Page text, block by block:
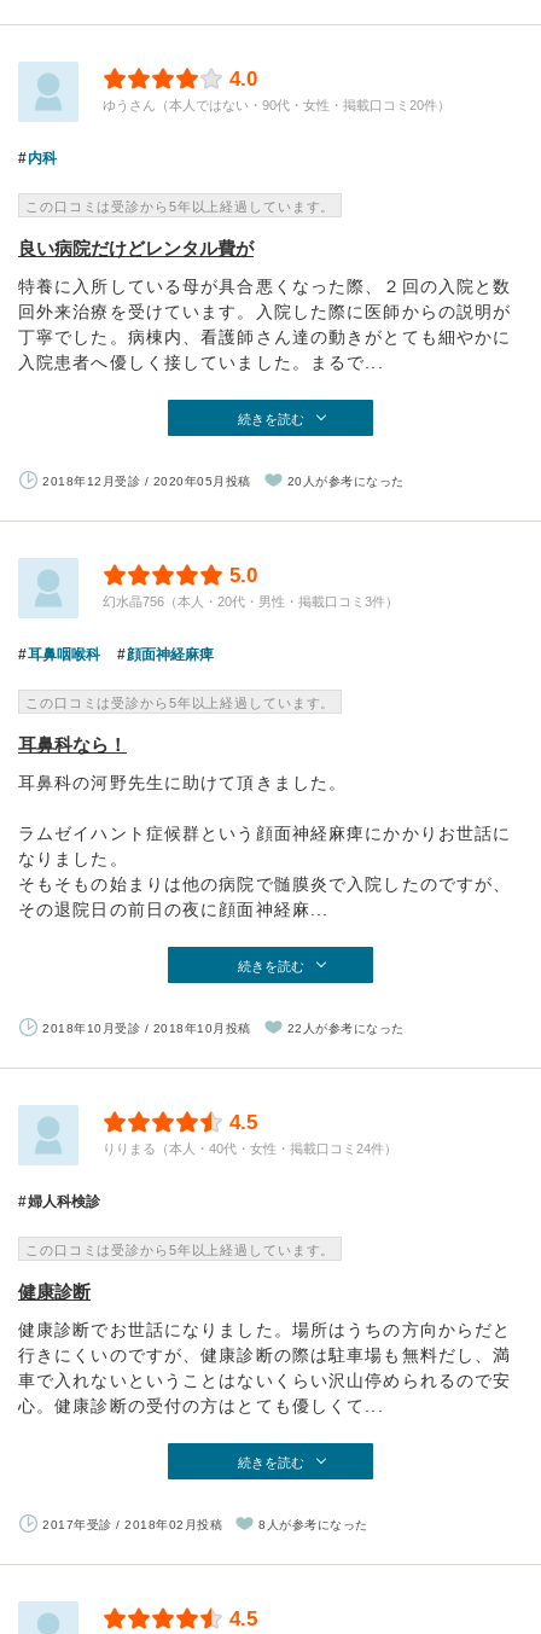
4.0
ゆうさん（本人ではない・90代・女性・掲載口コミ20件）
内科
この口コミは受診から5年以上経過しています。
良い病院だけどレンタル費が
特養に入所している母が具合悪くなった際、２回の入院と数
回外来治療を受けています。入院した際に医師からの説明が
丁寧でした。病棟内、看護師さん達の動きがとても細やかに
入院患者へ優しく接していました。まるで...
続きを読む
2018年12月受診 / 2020年05月投稿 20人が参考になった
5.0
幻水晶756（本人・20代・男性・掲載口コミ3件）
耳鼻咽喉科 顔面神経麻痺
この口コミは受診から5年以上経過しています。
耳鼻科なら！
耳鼻科の河野先生に助けて頂きました。
ラムゼイハント症候群という顔面神経麻痺にかかりお世話に
なりました。
そもそもの始まりは他の病院で髄膜炎で入院したのですが、
その退院日の前日の夜に顔面神経麻...
続きを読む
2018年10月受診 / 2018年10月投稿 22人が参考になった
4.5
りりまる（本人・40代・女性・掲載口コミ24件）
婦人科検診
この口コミは受診から5年以上経過しています。
健康診断
健康診断でお世話になりました。場所はうちの方向からだと
行きにくいのですが、健康診断の際は駐車場も無料だし、満
車で入れないということはないくらい沢山停められるので安
心。健康診断の受付の方はとても優しくて...
続きを読む
2017年受診 / 2018年02月投稿 8人が参考になった
4.5